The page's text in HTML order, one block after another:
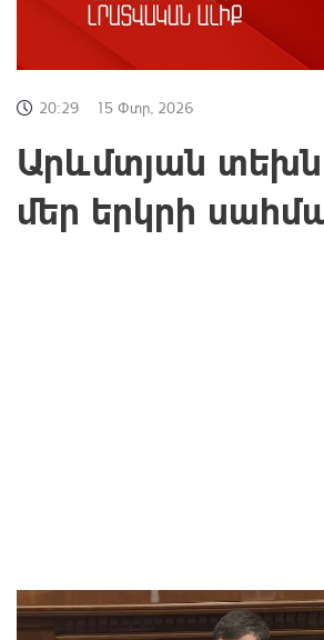
20:29 15 Փտր, 2026
Արևմտյան
մեր երկրի